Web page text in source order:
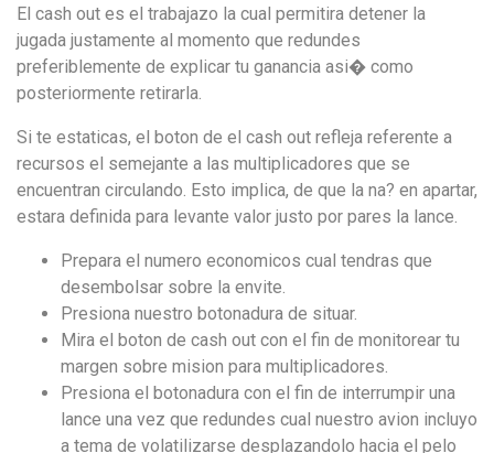
El cash out es el trabajazo la cual permitira detener la
jugada justamente al momento que redundes
preferiblemente de explicar tu ganancia asi� como
posteriormente retirarla.
Si te estaticas, el boton de el cash out refleja referente a
recursos el semejante a las multiplicadores que se
encuentran circulando. Esto implica, de que la na? en apartar,
estara definida para levante valor justo por pares la lance.
Prepara el numero economicos cual tendras que
desembolsar sobre la envite.
Presiona nuestro botonadura de situar.
Mira el boton de cash out con el fin de monitorear tu
margen sobre mision para multiplicadores.
Presiona el botonadura con el fin de interrumpir una
lance una vez que redundes cual nuestro avion incluyo
a tema de volatilizarse desplazandolo hacia el pelo